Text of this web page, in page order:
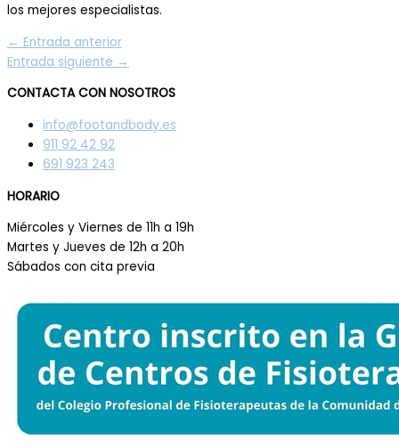
los mejores especialistas.
← Entrada anterior
Entrada siguiente →
CONTACTA CON NOSOTROS
info@footandbody.es
911 92 42 92
691 923 243
HORARIO
Miércoles y Viernes de 11h a 19h
Martes y Jueves de 12h a 20h
Sábados con cita previa